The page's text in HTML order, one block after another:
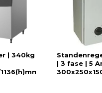
| 340kg
| 3 fase | 5